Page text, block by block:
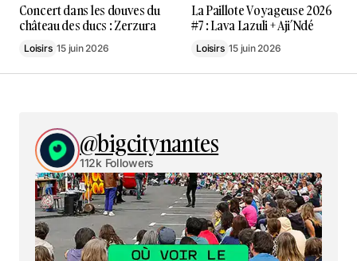
Concert dans les douves du
château des ducs : Zerzura
Loisirs 15 juin 2026
La Paillote Voyageuse 2026
#7 : Lava Lazuli + Aji’Ndé
Loisirs 15 juin 2026
@bigcitynantes
112k Followers